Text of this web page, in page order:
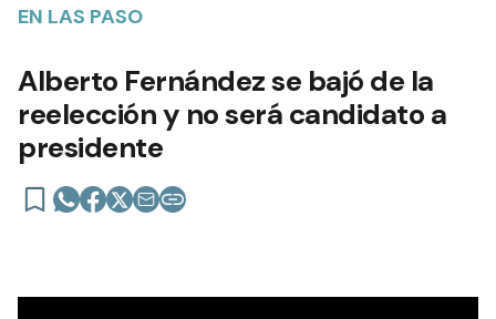
EN LAS PASO
Alberto Fernández se bajó de la
reelección y no será candidato a
presidente